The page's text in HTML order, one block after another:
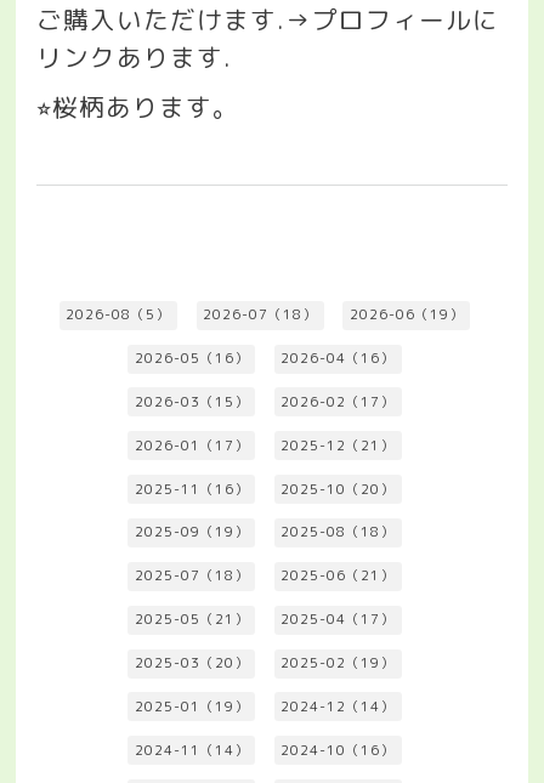
ご購入いただけます.→ プロフィールに
リンクあります.
⭐︎桜柄あります。
2026-08（5） 2026-07（18） 2026-06（19）
2026-05（16） 2026-04（16）
2026-03（15） 2026-02（17）
2026-01（17） 2025-12（21）
2025-11（16） 2025-10（20）
2025-09（19） 2025-08（18）
2025-07（18） 2025-06（21）
2025-05（21） 2025-04（17）
2025-03（20） 2025-02（19）
2025-01（19） 2024-12（14）
2024-11（14） 2024-10（16）